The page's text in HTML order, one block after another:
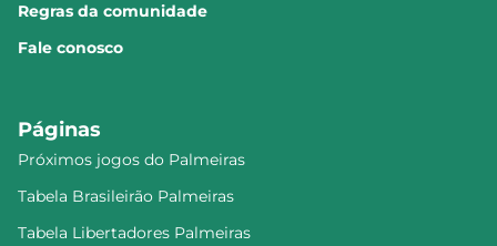
Regras da comunidade
Fale conosco
Páginas
Próximos jogos do Palmeiras
Tabela Brasileirão Palmeiras
Tabela Libertadores Palmeiras